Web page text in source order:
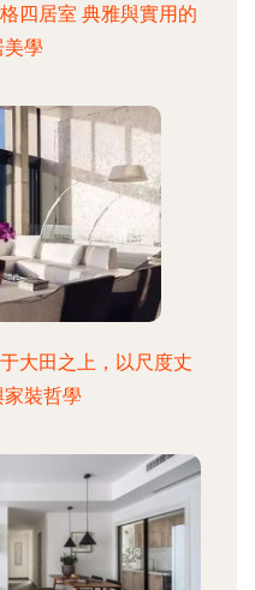
四居室 典雅與實用的
美學
大田之上，以尺度丈
裝哲學